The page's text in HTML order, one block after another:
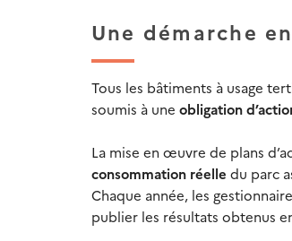
Une démarche
Tous les bâtiments à usage
soumis à une obligation
La mise en œuvre de plans
consommation réelle du parc
Chaque année, les
publier les résultats obtenus